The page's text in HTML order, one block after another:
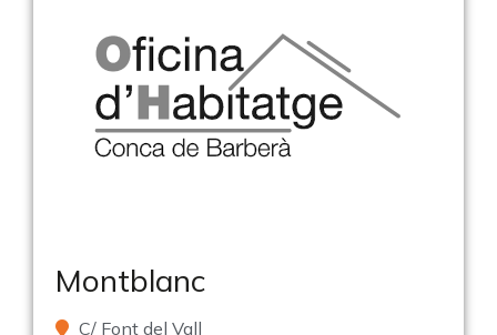
Montblanc
C/ Font del Vall